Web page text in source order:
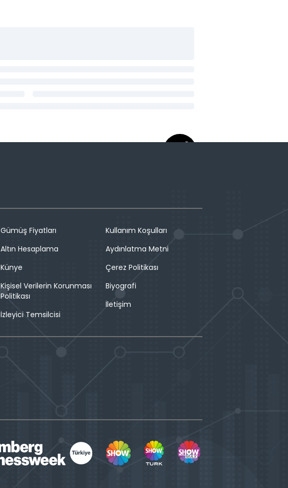
Gümüş Fiyatları
Altın Hesaplama
Künye
Kişisel Verilerin Korunması
Politikası
İzleyici Temsilcisi
Kullanım Koşulları
Aydınlatma Metni
Çerez Politikası
Biyografi
İletişim